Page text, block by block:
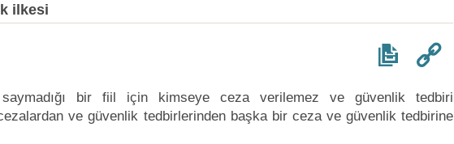
ilkesi
bir fiil için kimseye ceza verilemez ve güvenlik tedbiri
ve güvenlik tedbirlerinden başka bir ceza ve güvenlik tedbirine